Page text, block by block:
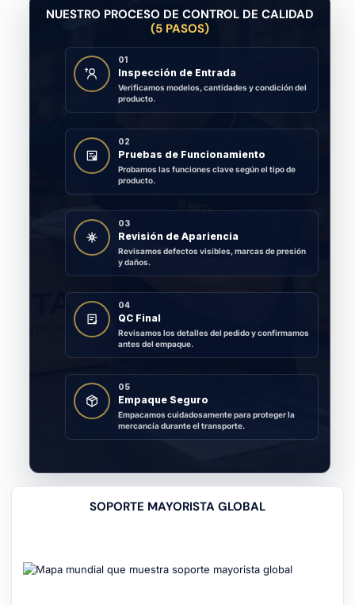
NUESTRO PROCESO DE CONTROL DE CALIDAD
(5 PASOS)
01
Inspección de Entrada
Verificamos modelos, cantidades y condición del
producto.
02
Pruebas de Funcionamiento
Probamos las funciones clave según el tipo de
producto.
03
Revisión de Apariencia
Revisamos defectos visibles, marcas de presión
y daños.
04
QC Final
Revisamos los detalles del pedido y confirmamos
antes del empaque.
05
Empaque Seguro
Empacamos cuidadosamente para proteger la
mercancía durante el transporte.
SOPORTE MAYORISTA GLOBAL